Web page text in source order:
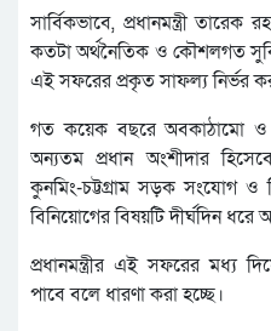
সার্বিকভাবে, প্রধানমন্ত্রী
কতটা অর্থনৈতিক ও কৌশলগত
এই সফরের প্রকৃত সাফল্য নির্ভর
গত কয়েক বছরে অবকাঠামো ও
অন্যতম প্রধান অংশীদার
কুনমিং-চট্টগ্রাম সড়ক সংযোগ ও
বিনিয়োগের বিষয়টি দীর্ঘদিন
প্রধানমন্ত্রীর এই সফরের মধ্য
পাবে বলে ধারণা করা হচ্ছে।